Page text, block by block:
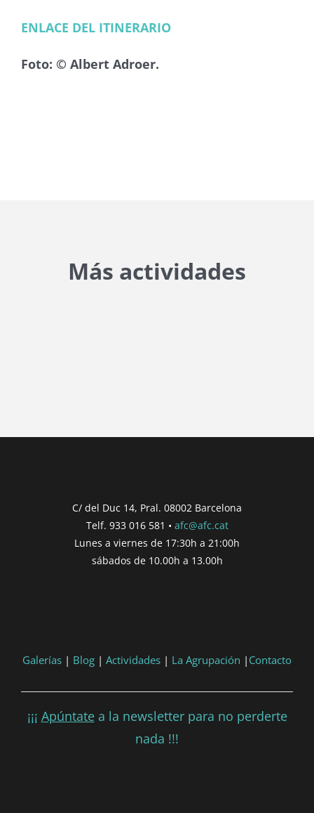
ENLACE DEL ITINERARIO
Foto: © Albert Adroer.
Más actividades
'DD/MM/YYYY') }}
Finalització de participació |{{
formatDate(post.end, 'YYYY-MM-DD',
'DD/MM/YYYY') }}
C/ del Duc 14, Pral. 08002 Barcelona
Telf. 933 016 581 • afc@afc.cat
Lunes a viernes de 17:30h a 21:00h
sábados de 10.00h a 13.00h
Galerías | Blog | Actividades | La Agrupación | Contacto
¡¡¡ Apúntatea la newsletter para no perderte
nada !!!